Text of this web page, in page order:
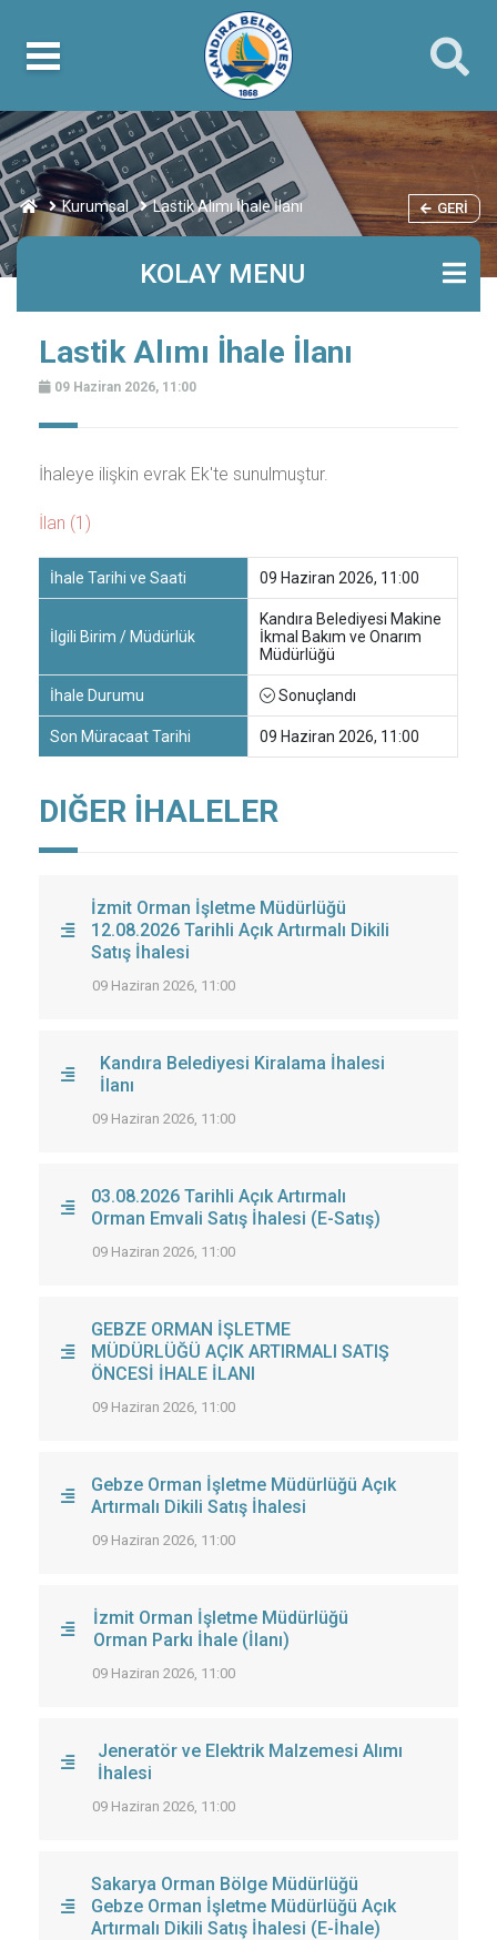
Kurumsal Lastik Alımı İhale İlanı GERI
KOLAY MENU
Lastik Alımı İhale İlanı
09 Haziran 2026, 11:00
İhaleye ilişkin evrak Ek'te sunulmuştur.
İlan (1)
İhale Tarihi ve Saati 09 Haziran 2026, 11:00
İlgili Birim / Müdürlük
Kandıra Belediyesi Makine
İkmal Bakım ve Onarım
Müdürlüğü
İhale Durumu Sonuçlandı
Son Müracaat Tarihi 09 Haziran 2026, 11:00
DIĞER İHALELER
İzmit Orman İşletme Müdürlüğü
12.08.2026 Tarihli Açık Artırmalı Dikili
Satış İhalesi
09 Haziran 2026, 11:00
Kandıra Belediyesi Kiralama İhalesi
İlanı
09 Haziran 2026, 11:00
03.08.2026 Tarihli Açık Artırmalı
Orman Emvali Satış İhalesi (E-Satış)
09 Haziran 2026, 11:00
GEBZE ORMAN İŞLETME
MÜDÜRLÜĞÜ AÇIK ARTIRMALI SATIŞ
ÖNCESİ İHALE İLANI
09 Haziran 2026, 11:00
Gebze Orman İşletme Müdürlüğü Açık
Artırmalı Dikili Satış İhalesi
09 Haziran 2026, 11:00
İzmit Orman İşletme Müdürlüğü
Orman Parkı İhale (İlanı)
09 Haziran 2026, 11:00
Jeneratör ve Elektrik Malzemesi Alımı
İhalesi
09 Haziran 2026, 11:00
Sakarya Orman Bölge Müdürlüğü
Gebze Orman İşletme Müdürlüğü Açık
Artırmalı Dikili Satış İhalesi (E-İhale)